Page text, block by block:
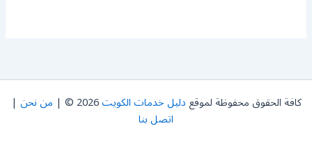
كافة الحقوق محفوظة لموقعدليل خدمات الكويت2026 © | من نحن |
اتصل بنا